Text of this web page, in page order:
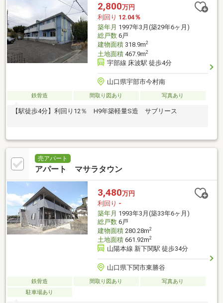
2,800万円
利回り 12.04％
築年月 1997年3月(築29年6ヶ月)
総戸数6戸
建物面積318.9m2
土地面積467.9m2
宇部線 床波駅 徒歩4分
山口県宇部市今村南
鉄骨造 間取り図あり 写真あり
【駅徒歩4分】利回り12％ H9年築軽量S造 サブリース
売アパート
アパート マサラタウン
3,480万円
利回り -
築年月 1993年3月(築33年6ヶ月)
総戸数6戸
建物面積280.28m2
土地面積661.92m2
山陽本線 新下関駅 徒歩34分
山口県下関市東勝谷
鉄骨造 間取り図あり
写真あり
駐車場あり